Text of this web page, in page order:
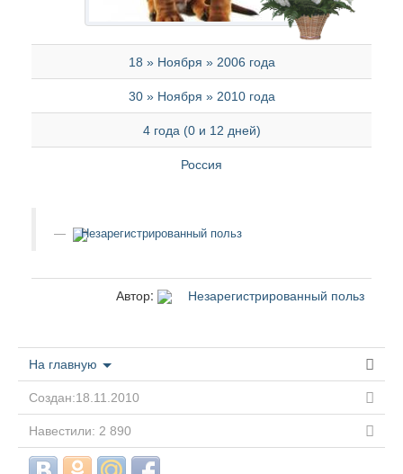
18 » Ноября » 2006 года
30 » Ноября » 2010 года
4 года (0 и 12 дней)
Россия
Незарегистрированный польз
Автор: Незарегистрированный польз
На главную
Создан:18.11.2010
Навестили: 2 890